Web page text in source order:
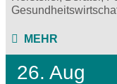
MEHR
26. Aug